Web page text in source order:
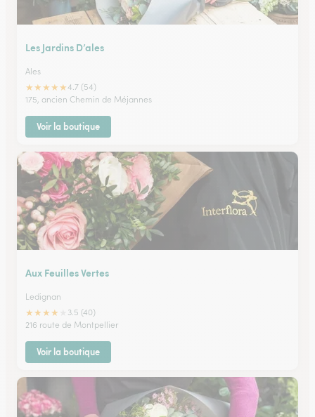
Les Jardins D’ales
Ales
★★★★★4.7 (54)
175, ancien Chemin de Méjannes
Voir la boutique
Aux Feuilles Vertes
Ledignan
★★★★
3.5 (40)
216 route de Montpellier
Voir la boutique